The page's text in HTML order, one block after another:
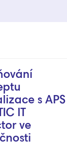
s APS
IT
ve